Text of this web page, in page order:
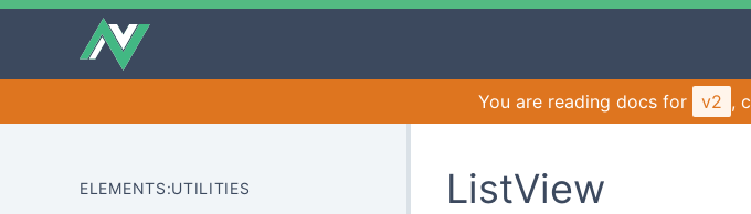
You are reading docs for v2 ,
ELEMENTS:UTILITIES ListView